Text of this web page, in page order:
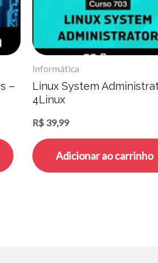
–
Informática
Linux System
4Linux
R$ 39,99
Adicionar ao carrinho